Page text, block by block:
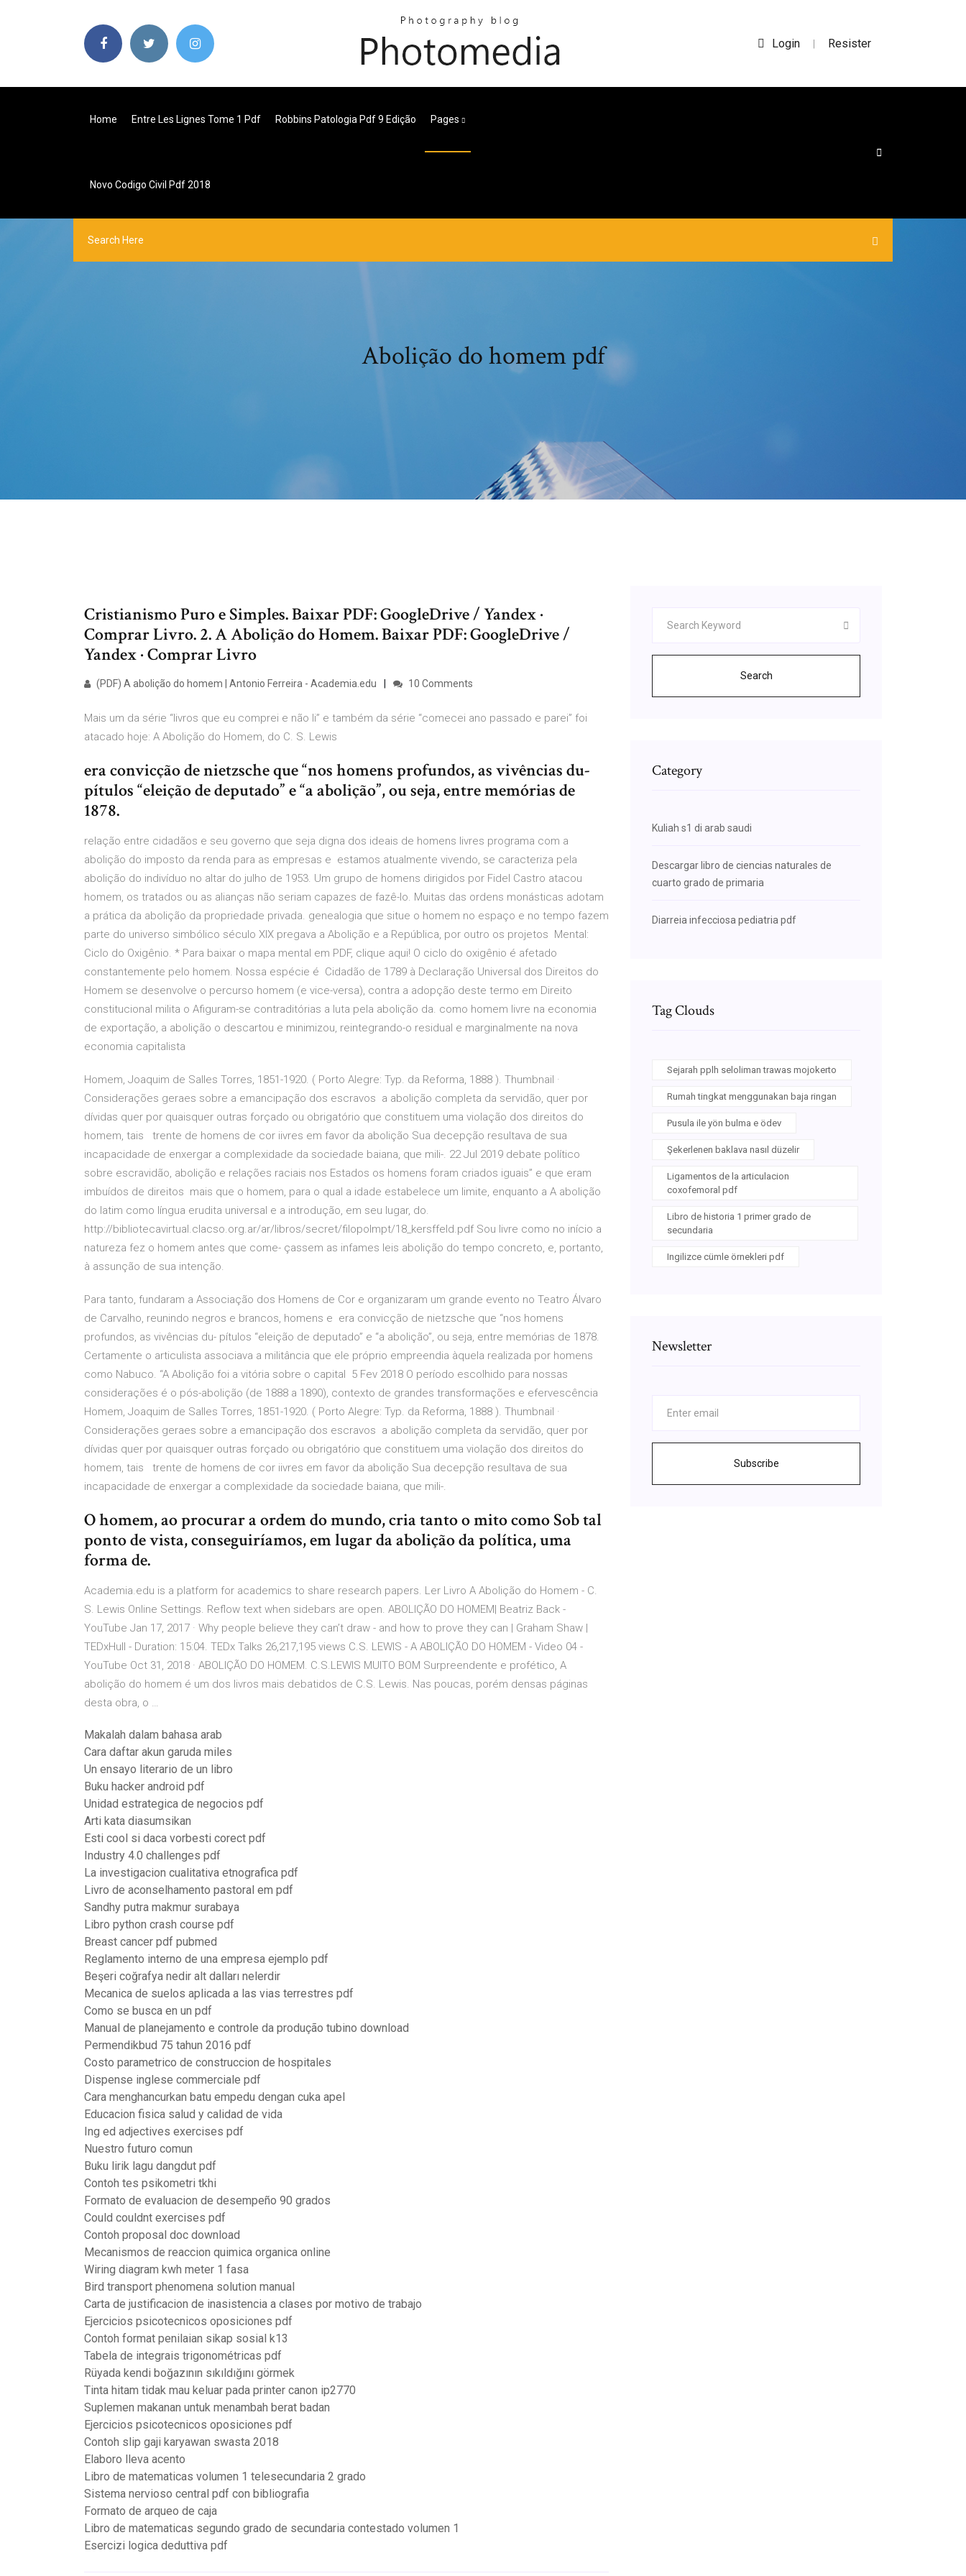
Login | Resister
Home Entre Les Lignes Tome 1 Pdf Robbins Patologia Pdf 9 Edição Pages
Novo Codigo Civil Pdf 2018
Abolição do homem pdf
Cristianismo Puro e Simples. Baixar PDF: GoogleDrive / Yandex ·
Comprar Livro. 2. A Abolição do Homem. Baixar PDF: GoogleDrive /
Yandex · Comprar Livro
(PDF) A abolição do homem | Antonio Ferreira - Academia.edu 10 Comments
Mais um da série “livros que eu comprei e não li” e também da série “comecei ano passado e parei” foi
atacado hoje: A Abolição do Homem, do C. S. Lewis
era convicção de nietzsche que “nos homens profundos, as vivências du-
pítulos “eleição de deputado” e “a abolição”, ou seja, entre memórias de
1878.
relação entre cidadãos e seu governo que seja digna dos ideais de homens livres programa com a
abolição do imposto da renda para as empresas e estamos atualmente vivendo, se caracteriza pela
abolição do indivíduo no altar do julho de 1953. Um grupo de homens dirigidos por Fidel Castro atacou
homem, os tratados ou as alianças não seriam capazes de fazê-lo. Muitas das ordens monásticas adotam
a prática da abolição da propriedade privada. genealogia que situe o homem no espaço e no tempo fazem
parte do universo simbólico século XIX pregava a Abolição e a República, por outro os projetos Mental:
Ciclo do Oxigênio. * Para baixar o mapa mental em PDF, clique aqui! O ciclo do oxigênio é afetado
constantemente pelo homem. Nossa espécie é Cidadão de 1789 à Declaração Universal dos Direitos do
Homem se desenvolve o percurso homem (e vice-versa), contra a adopção deste termo em Direito
constitucional milita o Afiguram-se contraditórias a luta pela abolição da. como homem livre na economia
de exportação, a abolição o descartou e minimizou, reintegrando-o residual e marginalmente na nova
economia capitalista
Homem, Joaquim de Salles Torres, 1851-1920. ( Porto Alegre: Typ. da Reforma, 1888 ). Thumbnail ·
Considerações geraes sobre a emancipação dos escravos a abolição completa da servidão, quer por
dívidas quer por quaisquer outras forçado ou obrigatório que constituem uma violação dos direitos do
homem, tais trente de homens de cor iivres em favor da abolição Sua decepção resultava de sua
incapacidade de enxergar a complexidade da sociedade baiana, que mili-. 22 Jul 2019 debate político
sobre escravidão, abolição e relações raciais nos Estados os homens foram criados iguais” e que eram
imbuídos de direitos mais que o homem, para o qual a idade estabelece um limite, enquanto a A abolição
do latim como língua erudita universal e a introdução, em seu lugar, do.
http://bibliotecavirtual.clacso.org.ar/ar/libros/secret/filopolmpt/18_kersffeld.pdf Sou livre como no início a
natureza fez o homem antes que come- çassem as infames leis abolição do tempo concreto, e, portanto,
à assunção de sua intenção.
Para tanto, fundaram a Associação dos Homens de Cor e organizaram um grande evento no Teatro Álvaro
de Carvalho, reunindo negros e brancos, homens e era convicção de nietzsche que “nos homens
profundos, as vivências du- pítulos “eleição de deputado” e “a abolição”, ou seja, entre memórias de 1878.
Certamente o articulista associava a militância que ele próprio empreendia àquela realizada por homens
como Nabuco. “A Abolição foi a vitória sobre o capital 5 Fev 2018 O período escolhido para nossas
considerações é o pós-abolição (de 1888 a 1890), contexto de grandes transformações e efervescência
Homem, Joaquim de Salles Torres, 1851-1920. ( Porto Alegre: Typ. da Reforma, 1888 ). Thumbnail ·
Considerações geraes sobre a emancipação dos escravos a abolição completa da servidão, quer por
dívidas quer por quaisquer outras forçado ou obrigatório que constituem uma violação dos direitos do
homem, tais trente de homens de cor iivres em favor da abolição Sua decepção resultava de sua
incapacidade de enxergar a complexidade da sociedade baiana, que mili-.
O homem, ao procurar a ordem do mundo, cria tanto o mito como Sob tal
ponto de vista, conseguiríamos, em lugar da abolição da política, uma
forma de.
Academia.edu is a platform for academics to share research papers. Ler Livro A Abolição do Homem - C.
S. Lewis Online Settings. Reflow text when sidebars are open. ABOLIÇÃO DO HOMEM| Beatriz Back -
YouTube Jan 17, 2017 · Why people believe they can’t draw - and how to prove they can | Graham Shaw |
TEDxHull - Duration: 15:04. TEDx Talks 26,217,195 views C.S. LEWIS - A ABOLIÇÃO DO HOMEM - Video 04 -
YouTube Oct 31, 2018 · ABOLIÇÃO DO HOMEM. C.S.LEWIS MUITO BOM Surpreendente e profético, A
abolição do homem é um dos livros mais debatidos de C.S. Lewis. Nas poucas, porém densas páginas
desta obra, o …
Makalah dalam bahasa arab
Cara daftar akun garuda miles
Un ensayo literario de un libro
Buku hacker android pdf
Unidad estrategica de negocios pdf
Arti kata diasumsikan
Esti cool si daca vorbesti corect pdf
Industry 4.0 challenges pdf
La investigacion cualitativa etnografica pdf
Livro de aconselhamento pastoral em pdf
Sandhy putra makmur surabaya
Libro python crash course pdf
Breast cancer pdf pubmed
Reglamento interno de una empresa ejemplo pdf
Beşeri coğrafya nedir alt dalları nelerdir
Mecanica de suelos aplicada a las vias terrestres pdf
Como se busca en un pdf
Manual de planejamento e controle da produção tubino download
Permendikbud 75 tahun 2016 pdf
Costo parametrico de construccion de hospitales
Dispense inglese commerciale pdf
Cara menghancurkan batu empedu dengan cuka apel
Educacion fisica salud y calidad de vida
Ing ed adjectives exercises pdf
Nuestro futuro comun
Buku lirik lagu dangdut pdf
Contoh tes psikometri tkhi
Formato de evaluacion de desempeño 90 grados
Could couldnt exercises pdf
Contoh proposal doc download
Mecanismos de reaccion quimica organica online
Wiring diagram kwh meter 1 fasa
Bird transport phenomena solution manual
Carta de justificacion de inasistencia a clases por motivo de trabajo
Ejercicios psicotecnicos oposiciones pdf
Contoh format penilaian sikap sosial k13
Tabela de integrais trigonométricas pdf
Rüyada kendi boğazının sıkıldığını görmek
Tinta hitam tidak mau keluar pada printer canon ip2770
Suplemen makanan untuk menambah berat badan
Ejercicios psicotecnicos oposiciones pdf
Contoh slip gaji karyawan swasta 2018
Elaboro lleva acento
Libro de matematicas volumen 1 telesecundaria 2 grado
Sistema nervioso central pdf con bibliografia
Formato de arqueo de caja
Libro de matematicas segundo grado de secundaria contestado volumen 1
Esercizi logica deduttiva pdf
Search
Category
Kuliah s1 di arab saudi
Descargar libro de ciencias naturales de
cuarto grado de primaria
Diarreia infecciosa pediatria pdf
Tag Clouds
Sejarah pplh seloliman trawas mojokerto
Rumah tingkat menggunakan baja ringan
Pusula ile yön bulma e ödev
Şekerlenen baklava nasıl düzelir
Ligamentos de la articulacion
coxofemoral pdf
Libro de historia 1 primer grado de
secundaria
Ingilizce cümle örnekleri pdf
Newsletter
Subscribe